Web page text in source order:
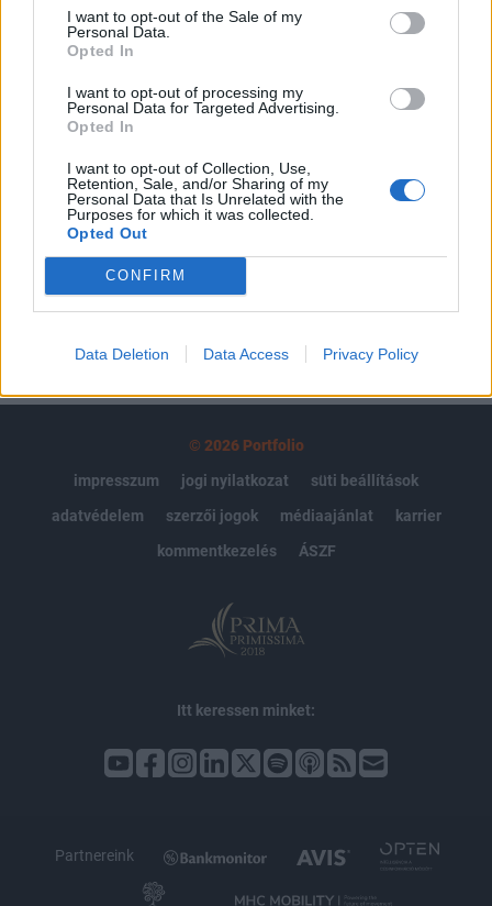
I want to opt-out of the Sale of my
Personal Data.
Opted In
I want to opt-out of processing my
Personal Data for Targeted Advertising.
Opted In
I want to opt-out of Collection, Use,
Retention, Sale, and/or Sharing of my
Personal Data that Is Unrelated with the
Purposes for which it was collected.
Opted Out
CONFIRM
Data Deletion Data Access Privacy Policy
regisztrációhoz kötött.
Az előfizetés a következőket tartalmazza:
Portfolio.hu teljes cikkarchívum
Kötéslisták: BÉT elmúlt 2 év napon belüli
kötéslistái
Előfizetés
MÁR ELŐFIZETŐNK VAGY?
© 2026 Portfolio
impresszum
jogi nyilatkozat
süti beállítások
adatvédelem
szerzői jogok médiaajánlat
karrier
kommentkezelés
ÁSZF
Itt keressen minket:
Partnereink